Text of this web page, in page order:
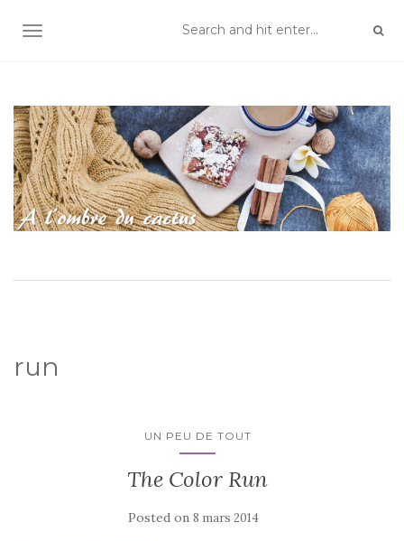
TOGGLE NAVIGATION
run
UN PEU DE TOUT
The Color Run
Posted on 8 mars 2014